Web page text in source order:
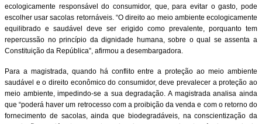
ecologicamente responsável do consumidor, que, para evitar o gasto, pode
escolher usar sacolas retornáveis. “O direito ao meio ambiente ecologicamente
equilibrado e saudável deve ser erigido como prevalente, porquanto tem
repercussão no princípio da dignidade humana, sobre o qual se assenta a
Constituição da República”, afirmou a desembargadora.
Para a magistrada, quando há conflito entre a proteção ao meio ambiente
saudável e o direito econômico do consumidor, deve prevalecer a proteção ao
meio ambiente, impedindo-se a sua degradação. A magistrada analisa ainda
que “poderá haver um retrocesso com a proibição da venda e com o retorno do
fornecimento de sacolas, ainda que biodegradáveis, na conscientização da